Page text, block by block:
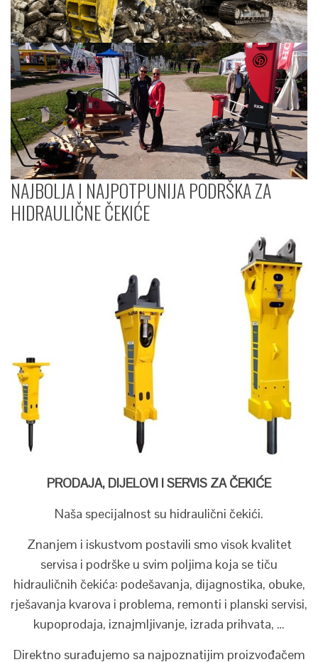
NAJBOLJA I NAJPOTPUNIJA PODRŠKA ZA
HIDRAULIČNE ČEKIĆE
PRODAJA, DIJELOVI I SERVIS ZA ČEKIĆE
Naša specijalnost su hidraulični čekići.
Znanjem i iskustvom postavili smo visok kvalitet
servisa i podrške u svim poljima koja se tiču
hidrauličnih čekića: podešavanja, dijagnostika, obuke,
rješavanja kvarova i problema, remonti i planski servisi,
kupoprodaja, iznajmljivanje, izrada prihvata, …
Direktno surađujemo sa najpoznatijim proizvođačem